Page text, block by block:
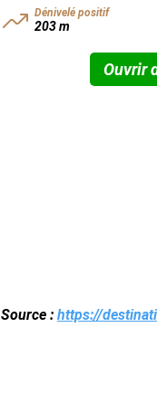
Dénivelé positif
203 m
Ouvrir
Source : https://